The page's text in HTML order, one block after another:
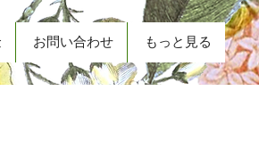
お問い合わせ もっと見る